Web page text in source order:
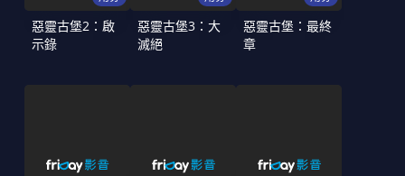
惡靈古堡2：啟
示錄
惡靈古堡3：大
滅絕
惡靈古堡：最終
章